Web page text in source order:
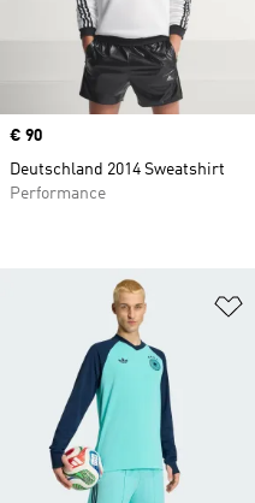
Price
€ 90
Deutschland 2014 Sweatshirt
Performance